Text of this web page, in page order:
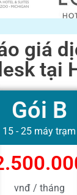
giá
tại
Gói B
15 - 25 máy trạm
vnđ / tháng